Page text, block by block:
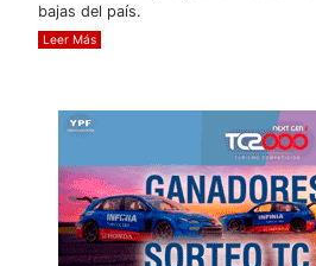
bajas del país.
Leer Más